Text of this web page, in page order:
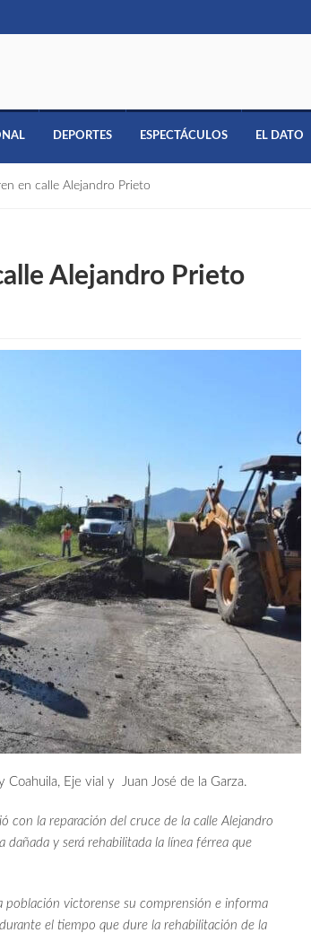
DEPORTES ESPECTÁCULOS EL DATO
en calle Alejandro Prieto
Alejandro Prieto
Coahuila, Eje vial y Juan José de la Garza.
con la reparación del cruce de la calle Alejandro
y será rehabilitada la línea férrea que
población victorense su comprensión e informa
el tiempo que dure la rehabilitación de la